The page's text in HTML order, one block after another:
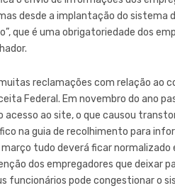
desde a implantação do sistema
que é uma obrigatoriedade dos
reclamações com relação ao
Federal. Em novembro do ano
acesso ao site, o que causou
na guia de recolhimento para
tudo deverá ficar normalizado
dos empregadores que deixar
funcionários pode congestionar o